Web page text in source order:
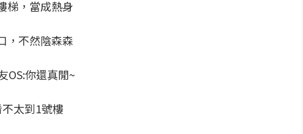
梯，當成熱身
，不然陰森森
OS:你還真閒~
太到1號樓